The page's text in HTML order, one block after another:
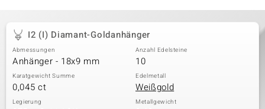
Classics
I2 (I) Diamant-Goldanhänger
Abmessungen
Anhänger - 18x9 mm
Anzahl Edelsteine
10
Karatgewicht Summe
0,045 ct
Edelmetall
Weißgold
Legierung Metallgewicht